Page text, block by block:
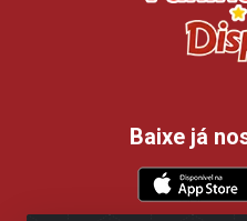
Baixe já